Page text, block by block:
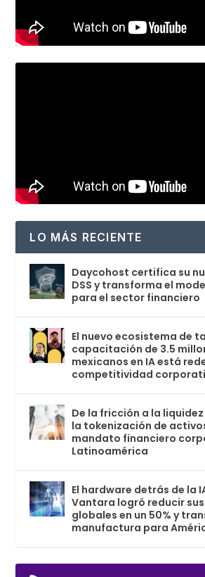
LO MÁS RECIENTE
Daycohost certifica su
DSS y transforma el
para el sector financiero
El nuevo ecosistema de
capacitación de 3.5
mexicanos en IA está
competitividad
De la fricción a la
la tokenización de
mandato financiero
Latinoamérica
El hardware detrás de la
Vantara logró reducir
globales en un 50% y
manufactura para